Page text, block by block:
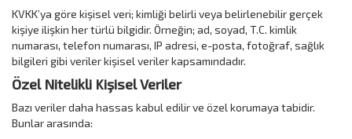
KVKK’ya göre kişisel veri; kimliği belirli veya belirlenebilir gerçek
kişiye ilişkin her türlü bilgidir. Örneğin; ad, soyad, T.C. kimlik
numarası, telefon numarası, IP adresi, e-posta, fotoğraf, sağlık
bilgileri gibi veriler kişisel veriler kapsamındadır.
Özel Nitelikli Kişisel Veriler
Bazı veriler daha hassas kabul edilir ve özel korumaya tabidir.
Bunlar arasında: